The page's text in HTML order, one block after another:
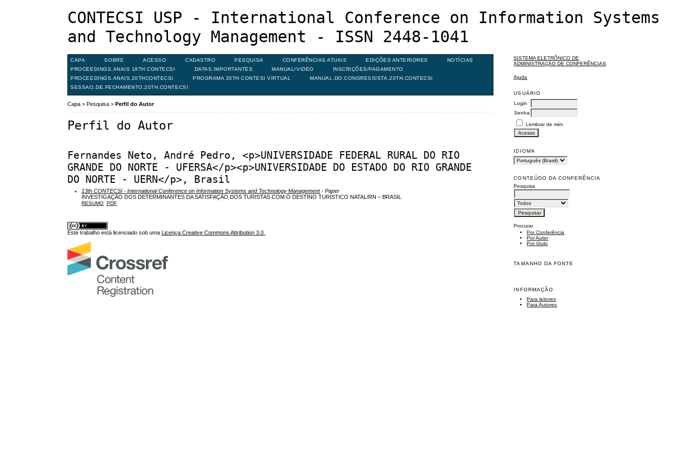
CONTECSI USP - International Conference on Information Systems
and Technology Management - ISSN 2448-1041
SISTEMA ELETRÔNICO DE
ADMINISTRAÇÃO DE CONFERÊNCIAS
Ajuda
USUÁRIO
Login
Senha
Lembrar de mim
IDIOMA
CONTEÚDO DA CONFERÊNCIA
Pesquisa
Procurar
Por Conferência
Por Autor
Por título
TAMANHO DA FONTE
INFORMAÇÃO
Para leitores
Para Autores
CAPA SOBRE ACESSO CADASTRO PESQUISA CONFERÊNCIAS ATUAIS EDIÇÕES ANTERIORES
NOTÍCIAS
PROCEEDINGS.ANAIS 18TH CONTECSI
DATAS.IMPORTANTES MANUAL/VIDEO
INSCRIÇÕES/PAGAMENTO
PROCEEDINGS.ANAIS.20THCONTECSI
PROGRAMA 20TH CONTESI VIRTUAL
MANUAL.DO.CONGRESSISTA.20TH.CONTECSI
SESSAO.DE.FECHAMENTO.20TH.CONTECSI
Capa >Pesquisa >Perfil do Autor
Perfil do Autor
Fernandes Neto, André Pedro, <p>UNIVERSIDADE FEDERAL RURAL DO RIO
GRANDE DO NORTE - UFERSA</p><p>UNIVERSIDADE DO ESTADO DO RIO GRANDE
DO NORTE - UERN</p>, Brasil
13th CONTECSI - International Conference on Information Systems and Technology Management- Paper
INVESTIGAÇÃO DOS DETERMINANTES DA SATISFAÇÃO DOS TURISTAS COM O DESTINO TURÍSTICO NATAL/RN – BRASIL
RESUMO PDF
Este trabalho está licenciado sob uma Licença Creative Commons Attribution 3.0